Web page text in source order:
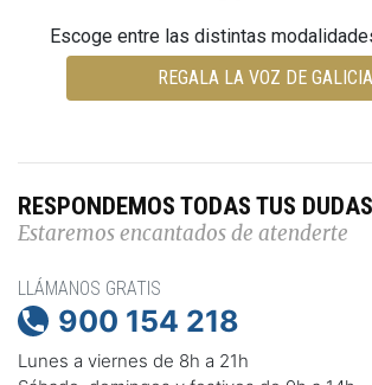
Escoge entre las distintas
REGALA LA VOZ DE GALICIA
RESPONDEMOS TODAS TUS DUDAS
Estaremos encantados de atenderte
LLÁMANOS GRATIS
 900 154 218
Lunes a viernes de 8h a 21h